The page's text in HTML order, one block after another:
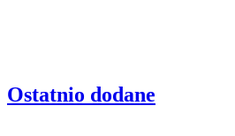
Ostatnio dodane